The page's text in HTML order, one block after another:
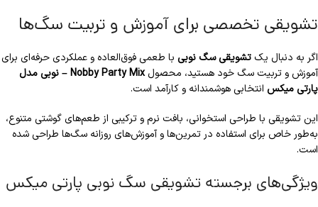
تشویقی تخصصی برای آموزش و تربیت سگ‌ها
اگر به دنبال یک تشویقی سگ نوبی با طعمی فوق‌العاده و عملکردی حرفه‌ای برای
آموزش و تربیت سگ خود هستید، محصول
Nobby Party Mix – نوبی مدل
پارتی میکس انتخابی هوشمندانه و کارآمد است.
این تشویقی با طراحی استخوانی، بافت نرم و ترکیبی از طعم‌های گوشتی متنوع،
به‌طور خاص برای استفاده در تمرین‌ها و آموزش‌های روزانه سگ‌ها طراحی شده
است.
ویژگی‌های برجسته تشویقی سگ نوبی پارتی میکس